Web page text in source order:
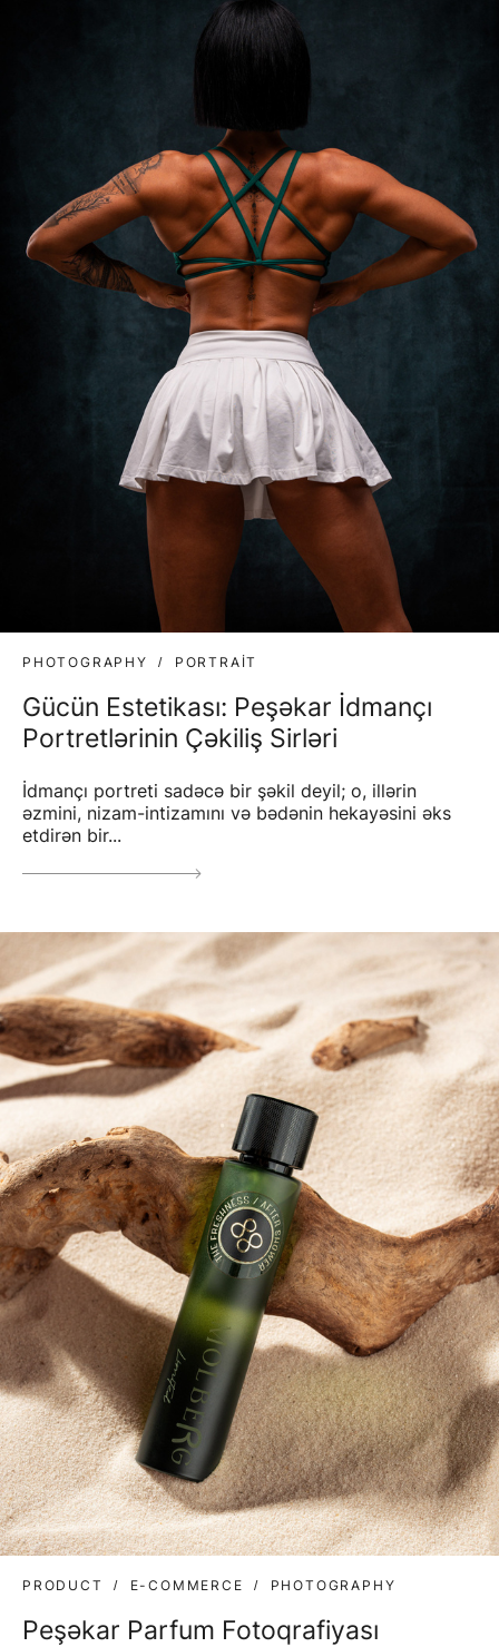
PHOTOGRAPHY PORTRAIT
Gücün Estetikası: Peşəkar İdmançı
Portretlərinin Çəkiliş Sirləri
İdmançı portreti sadəcə bir şəkil deyil; o, illərin
əzmini, nizam-intizamını və bədənin hekayəsini əks
etdirən bir...
PRODUCT E-COMMERCE PHOTOGRAPHY
Peşəkar Parfum Fotoqrafiyası